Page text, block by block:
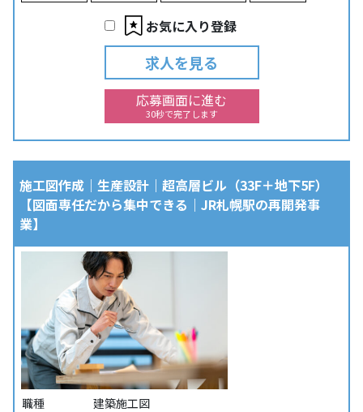
お気に入り登録
求人を見る
応募画面に進む
30秒で完了します
施工図作成｜生産設計｜超高層ビル（33F＋地下5F）
【図面専任だから集中できる｜JR札幌駅の再開発事
業】
職種
建築施工図